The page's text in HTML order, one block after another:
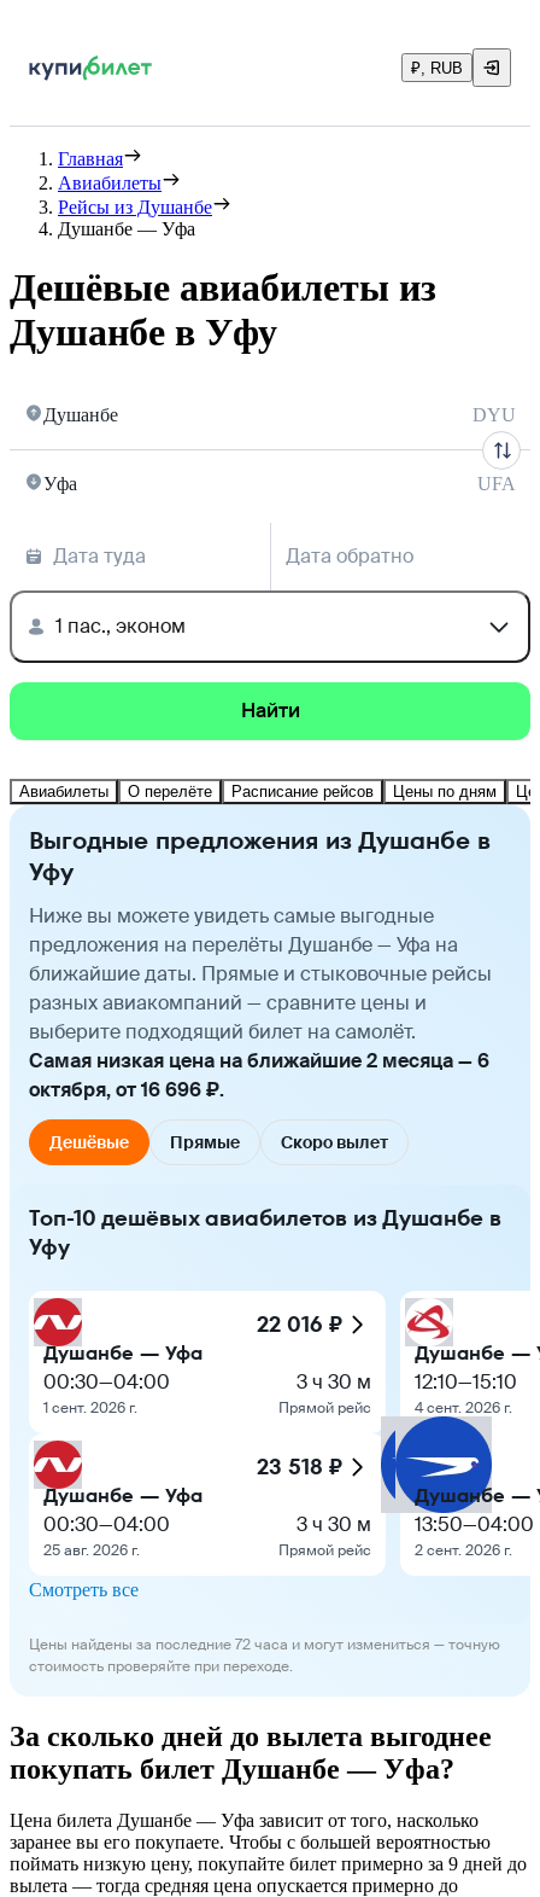
₽, RUB
Главная
Авиабилеты
Рейсы из Душанбе
Душанбе — Уфа
Дешёвые авиабилеты из
Душанбе в Уфу
Душанбе DYU
Уфа UFA
Дата туда Дата обратно
1 пас., эконом
Найти
Авиабилеты О перелёте Расписание рейсов Цены по дням
Выгодные предложения из Душанбе в
Уфу
Ниже вы можете увидеть самые выгодные
предложения на перелёты Душанбе — Уфа на
ближайшие даты. Прямые и стыковочные рейсы
разных авиакомпаний — сравните цены и
выберите подходящий билет на самолёт.
Самая низкая цена на ближайшие 2 месяца — 6
октября, от 16 696 ₽.
Дешёвые Прямые Скоро вылет
Топ-10 дешёвых авиабилетов из Душанбе в
Уфу
22 016 ₽
Душанбе — Уфа
00:30—04:00
1 сент. 2026 г.
3 ч 30 м
Прямой рейс
23 518 ₽
Душанбе — Уфа
00:30—04:00
25 авг. 2026 г.
3 ч 30 м
Прямой рейс
Душанбе —
12:10—15:10
4 сент. 2026 г.
Душанбе —
13:50—04:00
2 сент. 2026 г.
Смотреть все
Цены найдены за последние 72 часа и могут измениться — точную
стоимость проверяйте при переходе.
За сколько дней до вылета выгоднее
покупать билет Душанбе — Уфа?
Цена билета Душанбе — Уфа зависит от того, насколько
заранее вы его покупаете. Чтобы с большей вероятностью
поймать низкую цену, покупайте билет примерно за 9 дней до
вылета — тогда средняя цена опускается примерно до